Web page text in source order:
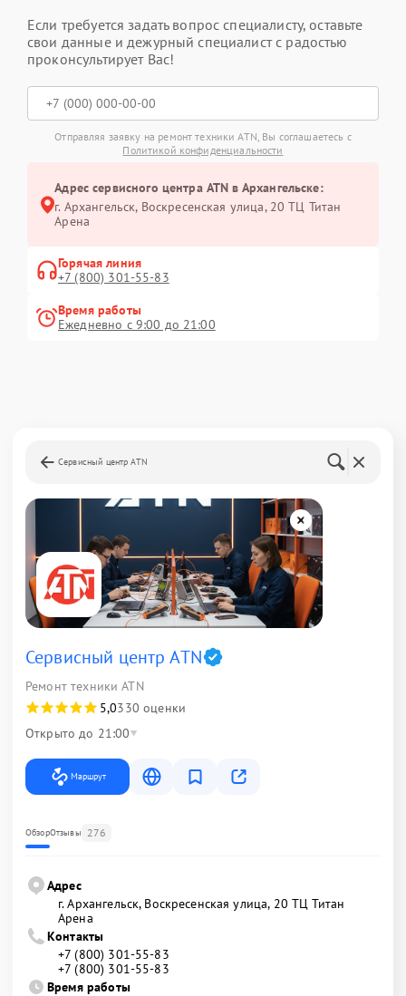
Если требуется задать вопрос специалисту, оставьте
свои данные и дежурный специалист с радостью
проконсультирует Вас!
Отправляя заявку на ремонт техники ATN, Вы соглашаетесь с
Политикой конфиденциальности
Адрес сервисного центра ATN в Архангельске:
г. Архангельск, Воскресенская улица, 20 ТЦ Титан
Арена
Горячая линия
+7 (800) 301-55-83
Время работы
Ежедневно с 9:00 до 21:00
Сервисный центр ATN
Сервисный центр ATN
Ремонт техники ATN
5,0330 оценки
Открыто до 21:00
Маршрут
ОбзорОтзывы 276
Адрес
г. Архангельск, Воскресенская улица, 20 ТЦ Титан
Арена
Контакты
+7 (800) 301-55-83
+7 (800) 301-55-83
Время работы